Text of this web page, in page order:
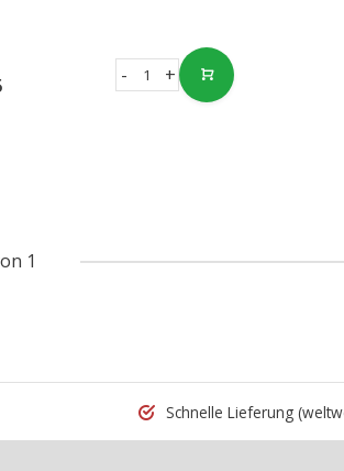
+
-
1
Schnelle Lieferung